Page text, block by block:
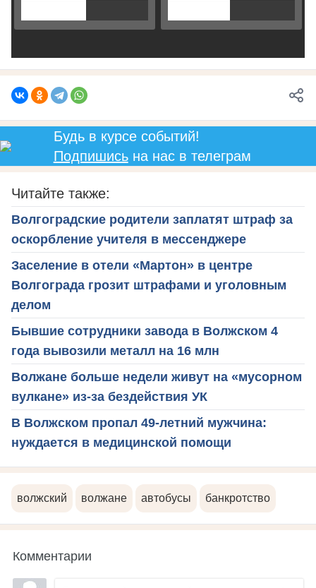
Будь в курсе событий!
Подпишисьна нас в телеграм
Читайте также:
Волгоградские родители заплатят штраф за
оскорбление учителя в мессенджере
Заселение в отели «Мартон» в центре
Волгограда грозит штрафами и уголовным
делом
Бывшие сотрудники завода в Волжском 4
года вывозили металл на 16 млн
Волжане больше недели живут на «мусорном
вулкане» из-за бездействия УК
В Волжском пропал 49-летний мужчина:
нуждается в медицинской помощи
волжский волжане автобусы банкротство
Комментарии